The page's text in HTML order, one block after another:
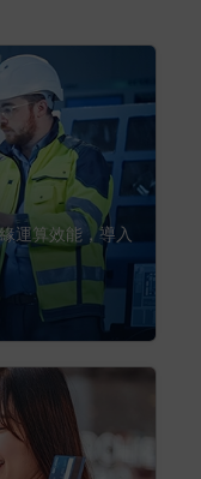
運算效能，導入